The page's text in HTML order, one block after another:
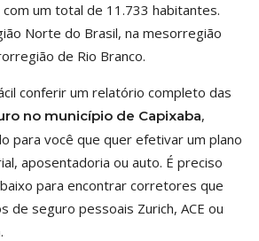
com um total de 11.733 habitantes.
Norte do Brasil, na mesorregião
de Rio Branco.
conferir um relatório completo das
no município de Capixaba,
para você que quer efetivar um plano
aposentadoria ou auto. É preciso
para encontrar corretores que
de seguro pessoais Zurich, ACE ou